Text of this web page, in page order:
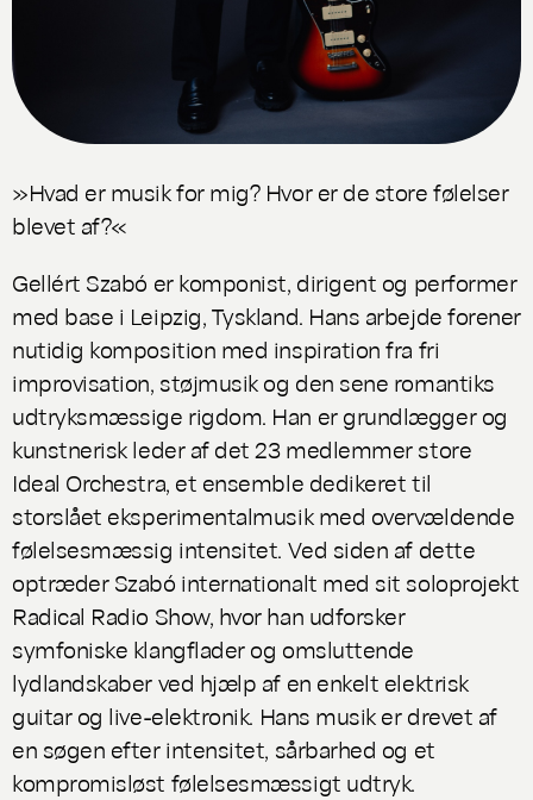
»Hvad er musik for mig? Hvor er de store følelser
blevet af?«
Gellért Szabó er komponist, dirigent og performer
med base i Leipzig, Tyskland. Hans arbejde forener
nutidig komposition med inspiration fra fri
improvisation, støjmusik og den sene romantiks
udtryksmæssige rigdom. Han er grundlægger og
kunstnerisk leder af det 23 medlemmer store
Ideal Orchestra, et ensemble dedikeret til
storslået eksperimentalmusik med overvældende
følelsesmæssig intensitet. Ved siden af dette
optræder Szabó internationalt med sit soloprojekt
Radical Radio Show, hvor han udforsker
symfoniske klangflader og omsluttende
lydlandskaber ved hjælp af en enkelt elektrisk
guitar og live-elektronik. Hans musik er drevet af
en søgen efter intensitet, sårbarhed og et
kompromisløst følelsesmæssigt udtryk.